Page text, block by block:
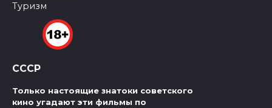
Туризм
СССР
Только настоящие знатоки советского
кино угадают эти фильмы по